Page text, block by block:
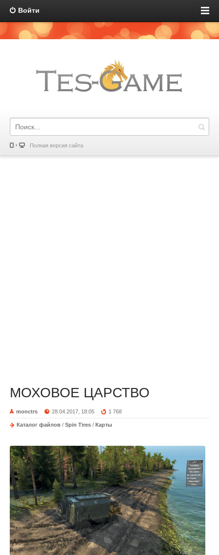
Войти
Полная версия сайта
МОХОВОЕ ЦАРСТВО
monctrs 28.04.2017, 18:05 1 768
Каталог файлов / Spin Tires / Карты